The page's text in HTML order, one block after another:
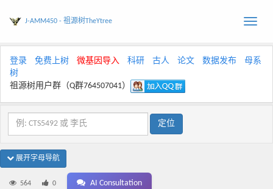
Toggle
J-AMM450 - 祖源树TheYtree
登录 免费上树 微基因导入 科研 古人 论文 数据发布
母系
树
祖源树用户群（Q群764507041）
展开字母导航
564 0 AI Consultation